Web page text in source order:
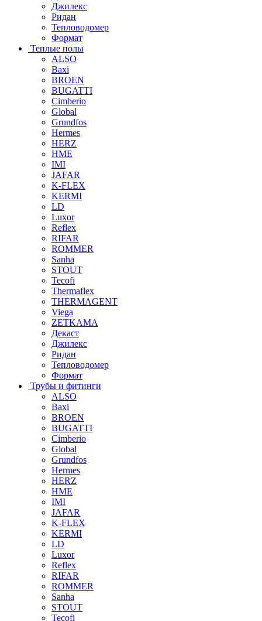
Джилекс
Ридан
Тепловодомер
Формат
Теплые полы
ALSO
Baxi
BROEN
BUGATTI
Cimberio
Global
Grundfos
Hermes
HERZ
HME
IMI
JAFAR
K-FLEX
KERMI
LD
Luxor
Reflex
RIFAR
ROMMER
Sanha
STOUT
Tecofi
Thermaflex
THERMAGENT
Viega
ZETKAMA
Декаст
Джилекс
Ридан
Тепловодомер
Формат
Трубы и фитинги
ALSO
Baxi
BROEN
BUGATTI
Cimberio
Global
Grundfos
Hermes
HERZ
HME
IMI
JAFAR
K-FLEX
KERMI
LD
Luxor
Reflex
RIFAR
ROMMER
Sanha
STOUT
Tecofi